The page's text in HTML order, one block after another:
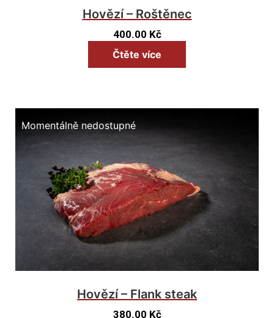
Hovězí – Roštěnec
400.00 Kč
Čtěte více
Momentálně nedostupné
Hovězí – Flank steak
380.00 Kč